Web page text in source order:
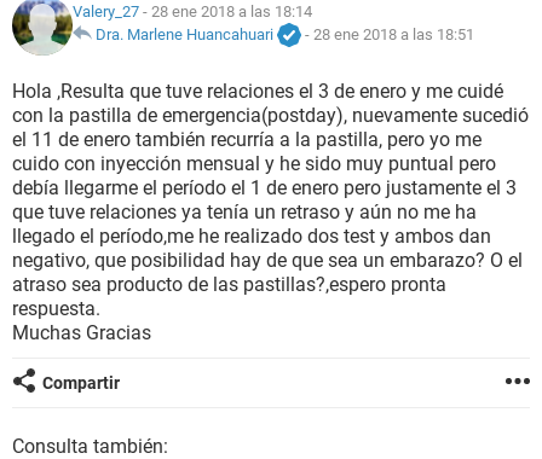
NUTRICIÓN
BIENESTAR
SEXUALIDAD
GLOSARIO
Valery_27 - 28 ene 2018 a las 18:14
Dra. Marlene Huancahuari
- 28 ene 2018 a las 18:51
Hola ,Resulta que tuve relaciones el 3 de enero y me cuidé
con la pastilla de emergencia(postday), nuevamente sucedió
el 11 de enero también recurría a la pastilla, pero yo me
cuido con inyección mensual y he sido muy puntual pero
debía llegarme el período el 1 de enero pero justamente el 3
que tuve relaciones ya tenía un retraso y aún no me ha
llegado el período,me he realizado dos test y ambos dan
negativo, que posibilidad hay de que sea un embarazo? O el
atraso sea producto de las pastillas?,espero pronta
respuesta.
Muchas Gracias
Compartir
Consulta también: